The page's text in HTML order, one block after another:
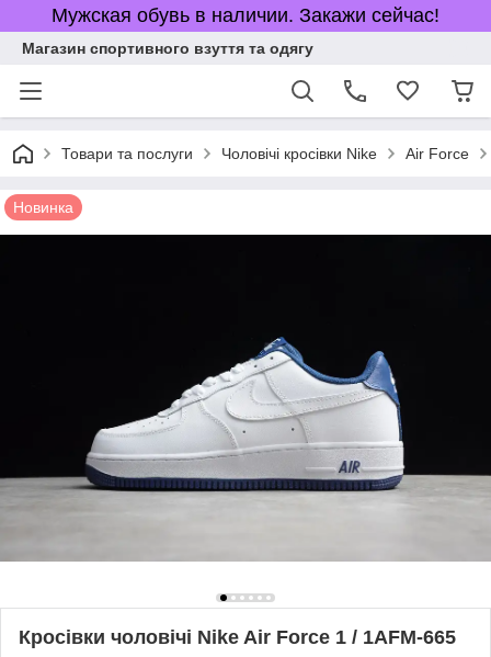
Мужская обувь в наличии. Закажи сейчас!
Магазин спортивного взуття та одягу
Товари та послуги Чоловічі кросівки Nike Air Force
Новинка
Кросівки чоловічі Nike Air Force 1 / 1AFM-665